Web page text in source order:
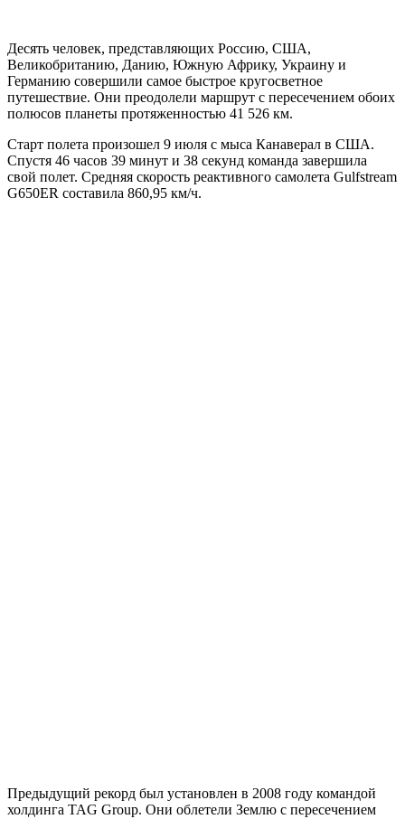
Десять человек, представляющих Россию, США,
Великобританию, Данию, Южную Африку, Украину и
Германию совершили самое быстрое кругосветное
путешествие. Они преодолели маршрут с пересечением обоих
полюсов планеты протяженностью 41 526 км.
Старт полета произошел 9 июля с мыса Канаверал в США.
Спустя 46 часов 39 минут и 38 секунд команда завершила
свой полет. Средняя скорость реактивного самолета Gulfstream
G650ER составила 860,95 км/ч.
Предыдущий рекорд был установлен в 2008 году командой
холдинга TAG Group. Они облетели Землю с пересечением